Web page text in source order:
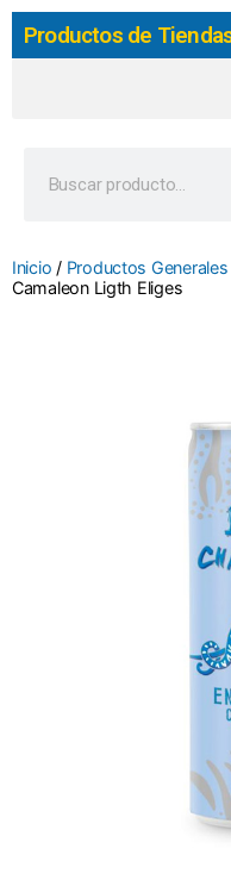
Productos de
Inicio / Productos Generales
Camaleon Ligth Eliges